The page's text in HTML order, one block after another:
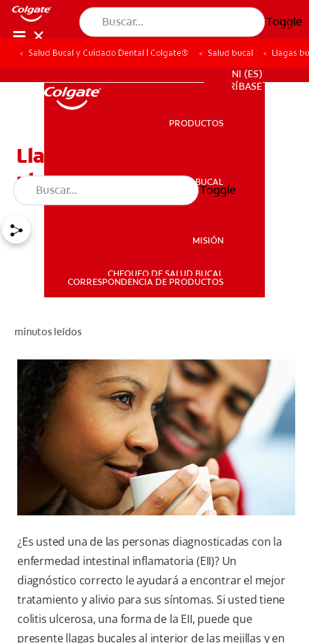
Toggle
SALUD BUCAL
PROMOCIONES
NI (ES)
SUSCRÍBASE
NI (ES)
SUSCRÍBASE
PRODUCTOS
SALUD BUCAL
MISIÓN
CHEQUEO DE SALUD BUCAL
CORRESPONDENCIA DE PRODUCTOS
Toggle
Salud Bucal y Cuidado Dental | Colgate® Salud bucal Llagas
Llagas bucales por colitis
ulcerosa
minutos leídos
¿Es usted una de las personas diagnosticadas con la
enfermedad intestinal inflamatoria (EII)? Un
diagnóstico correcto le ayudará a encontrar el mejor
tratamiento y alivio para sus síntomas. Si usted tiene
colitis ulcerosa, una forma de la EII, puede que
presente llagas bucales al interior de las mejillas y en